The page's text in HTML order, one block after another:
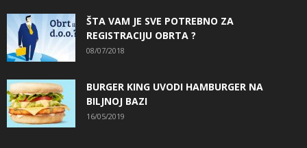
ŠTA VAM JE SVE POTREBNO ZA
REGISTRACIJU OBRTA ?
08/07/2018
BURGER KING UVODI HAMBURGER NA
BILJNOJ BAZI
16/05/2019